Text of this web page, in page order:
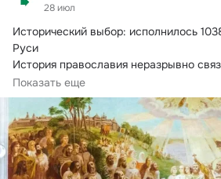
28 июл
Исторический выбор: исполнилось
Руси
История православия неразрывно
России.
Сегодня Россия...
Показать еще